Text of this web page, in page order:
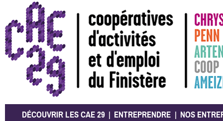
CAE 29
DÉCOUVRIR LES CAE 29 ENTREPRENDRE NOS